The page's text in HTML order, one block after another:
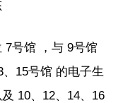
7号馆 ，与 9号馆
15号馆 的电子生
10、12、14、16